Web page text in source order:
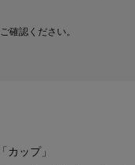
確認ください。
ップ」